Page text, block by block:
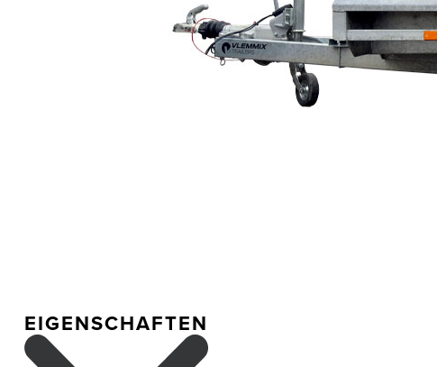
EIGENSCHAFTEN